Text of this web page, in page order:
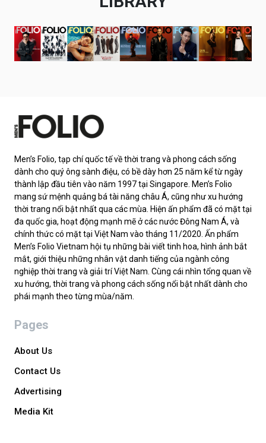
Men’s Folio, tạp chí quốc tế về thời trang và phong cách sống
dành cho quý ông sành điệu, có bề dày hơn 25 năm kể từ ngày
thành lập đầu tiên vào năm 1997 tại Singapore. Men’s Folio
mang sứ mệnh quảng bá tài năng châu Á, cũng như xu hướng
thời trang nổi bật nhất qua các mùa. Hiện ấn phẩm đã có mặt tại
đa quốc gia, hoạt động mạnh mẽ ở các nước Đông Nam Á, và
chính thức có mặt tại Việt Nam vào tháng 11/2020. Ấn phẩm
Men’s Folio Vietnam hội tụ những bài viết tinh hoa, hình ảnh bắt
mắt, giới thiệu những nhân vật danh tiếng của ngành công
nghiệp thời trang và giải trí Việt Nam. Cùng cái nhìn tổng quan về
xu hướng, thời trang và phong cách sống nổi bật nhất dành cho
phái mạnh theo từng mùa/năm.
Pages
About Us
Contact Us
Advertising
Media Kit